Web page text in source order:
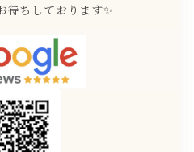
待ちしております✨